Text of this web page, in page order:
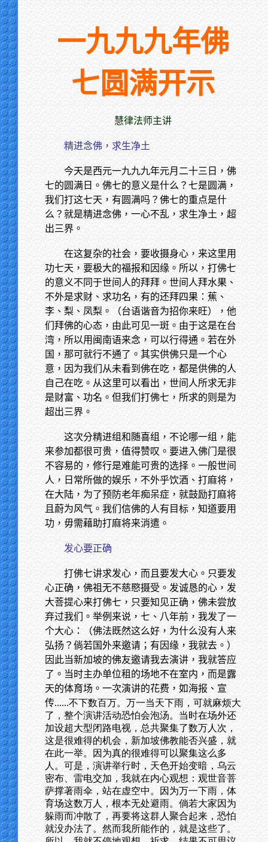
一九九九年佛
七圆满开示
慧律法师主讲
精进念佛，求生净土
今天是西元一九九九年元月二十三日，佛
七的圆满日。佛七的意义是什么？七是圆满，
我们打这七天，有圆满吗？佛七的重点是什
么？就是精进念佛，一心不乱，求生净土，超
出三界。
在这复杂的社会，要收摄身心，来这里用
功七天，要极大的福报和因缘。所以，打佛七
的意义不同于世间人的拜拜。世间人拜水果、
不外是求财、求功名，有的还拜四果：蕉、
李、梨、凤梨。（台语谐音为招你来旺），他
们拜佛的心态，由此可见一斑。由于这是在台
湾，所以用闽南语来念，可以行得通。若在外
国，那可就行不通了。其实供佛只是一个心
意，因为我们从未看到佛在吃，都是供佛的人
自己在吃。从这里可以看出，世间人所求无非
是财富、功名。但我们打佛七，所求的则是为
超出三界。
这次分精进组和随喜组，不论哪一组，能
来参加都很可贵，值得赞叹。要进入佛门是很
不容易的，修行是难能可贵的选择。一般世间
人，日常所做的娱乐，不外乎饮酒、打麻将，
在大陆，为了预防老年痴呆症，就鼓励打麻将
且蔚为风气。我们信佛的人有目标，知道要用
功，毋需藉助打麻将来消遣。
发心要正确
打佛七讲求发心，而且要发大心。只要发
心正确，佛祖无不慈愍摄受。发诚恳的心，发
大菩提心来打佛七，只要知见正确，佛未尝放
弃过我们。举例来说，七、八年前，我发了一
个大心：（佛法既然这么好，为什么没有人来
弘扬？倘若国外来邀请；有因缘，我就去。）
因此当新加坡的佛友邀请我去演讲，我就答应
了。当时主办单位租的场地不在室内，而是露
天的体育场。一次演讲的花费，如海报、宣
传......不下数百万。万一当天下雨，可就麻烦大
了，整个演讲活动恐怕会泡汤。当时在场外还
加设超大型闭路电视，总共聚集了数万人次，
这是很难得的机会，新加坡佛教能否兴盛，就
在此一举。因为真的很难得可以聚集这么多
人。可是，演讲举行时，天色开始变暗，乌云
密布、雷电交加，我就在内心观想：观世音菩
萨撑著雨伞，站在虚空中。因为万一下雨，体
育场这数万人，根本无处避雨。倘若大家因为
躲雨而冲散了，再要将这群人聚合起来，恐怕
就没办法了。然而我所能作的，就是这些了。